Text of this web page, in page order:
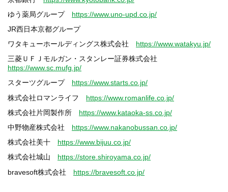
ゆう薬局グループ https://www.uno-upd.co.jp/
JR西日本京都グループ
ワタキューホールディングス株式会社 https://www.watakyu.jp/
三菱ＵＦＪモルガン・スタンレー証券株式会社
https://www.sc.mufg.jp/
スターツグループ https://www.starts.co.jp/
株式会社ロマンライフ https://www.romanlife.co.jp/
株式会社片岡製作所 https://www.kataoka-ss.co.jp/
中野物産株式会社 https://www.nakanobussan.co.jp/
株式会社美十 https://www.bijuu.co.jp/
株式会社城山 https://store.shiroyama.co.jp/
bravesoft株式会社 https://bravesoft.co.jp/